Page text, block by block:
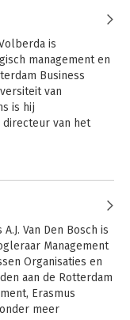
is
management en
Business
van
is hij
van het
het
firm: how to
(Oxford University
boeken van zijn
Jij.nu', 'De nieuwe
firm' en 'De Winst
Van Den Bosch is
Management
Organisaties en
aan de Rotterdam
Erasmus
meer